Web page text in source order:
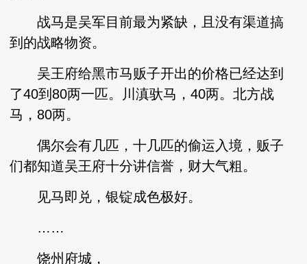
战马是吴军目前最为紧缺，且没有渠道搞
到的战略物资。
吴王府给黑市马贩子开出的价格已经达到
了40到80两一匹。川滇驮马，40两。北方战
马，80两。
偶尔会有几匹，十几匹的偷运入境，贩子
们都知道吴王府十分讲信誉，财大气粗。
见马即兑，银锭成色极好。
……
饶州府城，